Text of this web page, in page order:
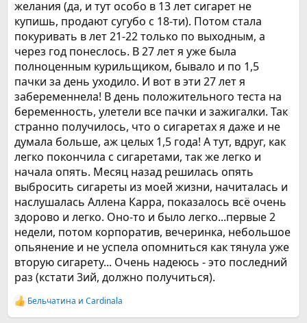
желания (да, и тут особо в 13 лет сигарет не
купишь, продают сугубо с 18-ти). Потом стала
покуривать в лет 21-22 только по выходным, а
через год понеслось. В 27 лет я уже была
полноценным курильщиком, бывало и по 1,5
пачки за день уходило. И вот в эти 27 лет я
забеременнела! В день положительного теста на
беременность, улетели все пачки и зажигалки. Так
странно получилось, что о сигаретах я даже и не
думала больше, аж целых 1,5 года! А тут, вдруг, как
легко покончила с сигаретами, так же легко и
начала опять. Месяц назад решилась опять
выбросить сигареты из моей жизни, начиталась и
наслушалась Аллена Карра, показалось всё очень
здорово и легко. Оно-то и было легко...первые 2
недели, потом корпоратив, вечеринка, небольшое
опьянение и не успела опомниться как тянула уже
вторую сигарету... Очень надеюсь - это последний
раз (кстати 3ий, должно получиться).
Р
е
Бельчатина и Cardinala